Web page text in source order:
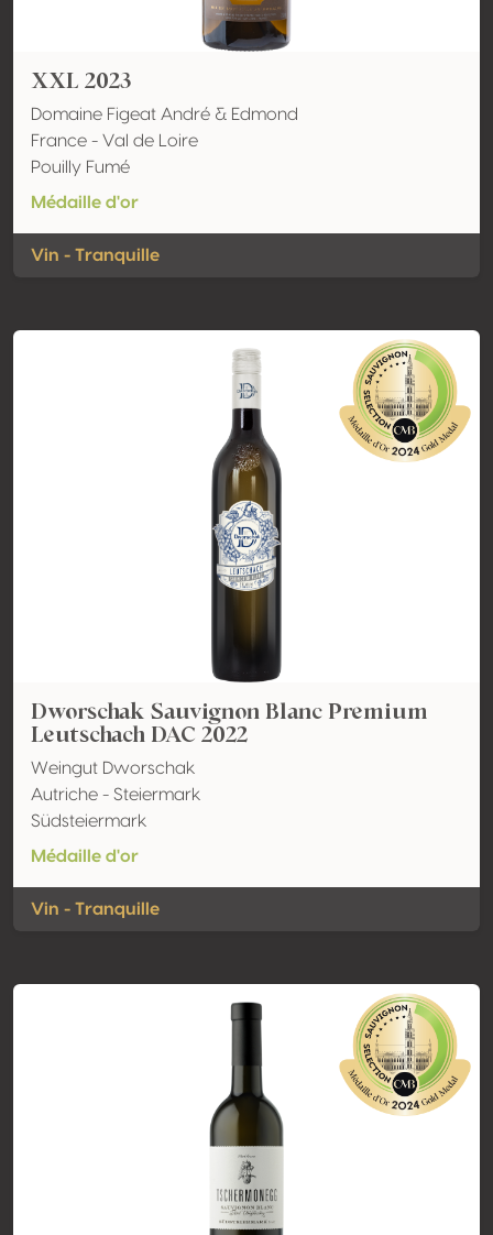
XXL 2023
Domaine Figeat André & Edmond
France - Val de Loire
Pouilly Fumé
Médaille d'or
Vin - Tranquille
Dworschak Sauvignon Blanc Premium
Leutschach DAC 2022
Weingut Dworschak
Autriche - Steiermark
Südsteiermark
Médaille d'or
Vin - Tranquille